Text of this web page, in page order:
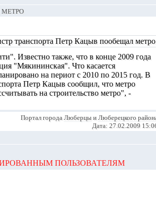
МЕТРО
Известно также, что в конце 2009 года
"Мякининская". Что касается
на периот с 2010 по 2015 год. В
Петр Кацыв сообщил, что метро
на строительство метро", -
Портал города Люберцы и Люберецкого
Дата: 27.02.2009
ПОЛЬЗОВАТЕЛЯМ